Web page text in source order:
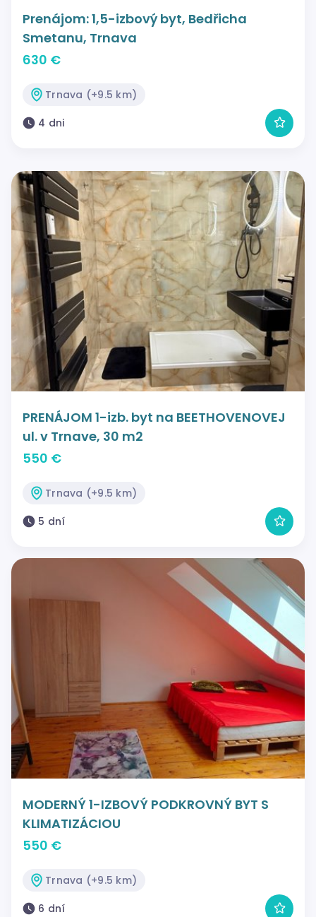
Prenájom: 1,5-izbový byt, Bedřicha
Smetanu, Trnava
630 €
Trnava (+9.5 km)
4 dni
PRENÁJOM 1-izb. byt na BEETHOVENOVEJ
ul. v Trnave, 30 m2
550 €
Trnava (+9.5 km)
5 dní
MODERNÝ 1-IZBOVÝ PODKROVNÝ BYT S
KLIMATIZÁCIOU
550 €
Trnava (+9.5 km)
6 dní